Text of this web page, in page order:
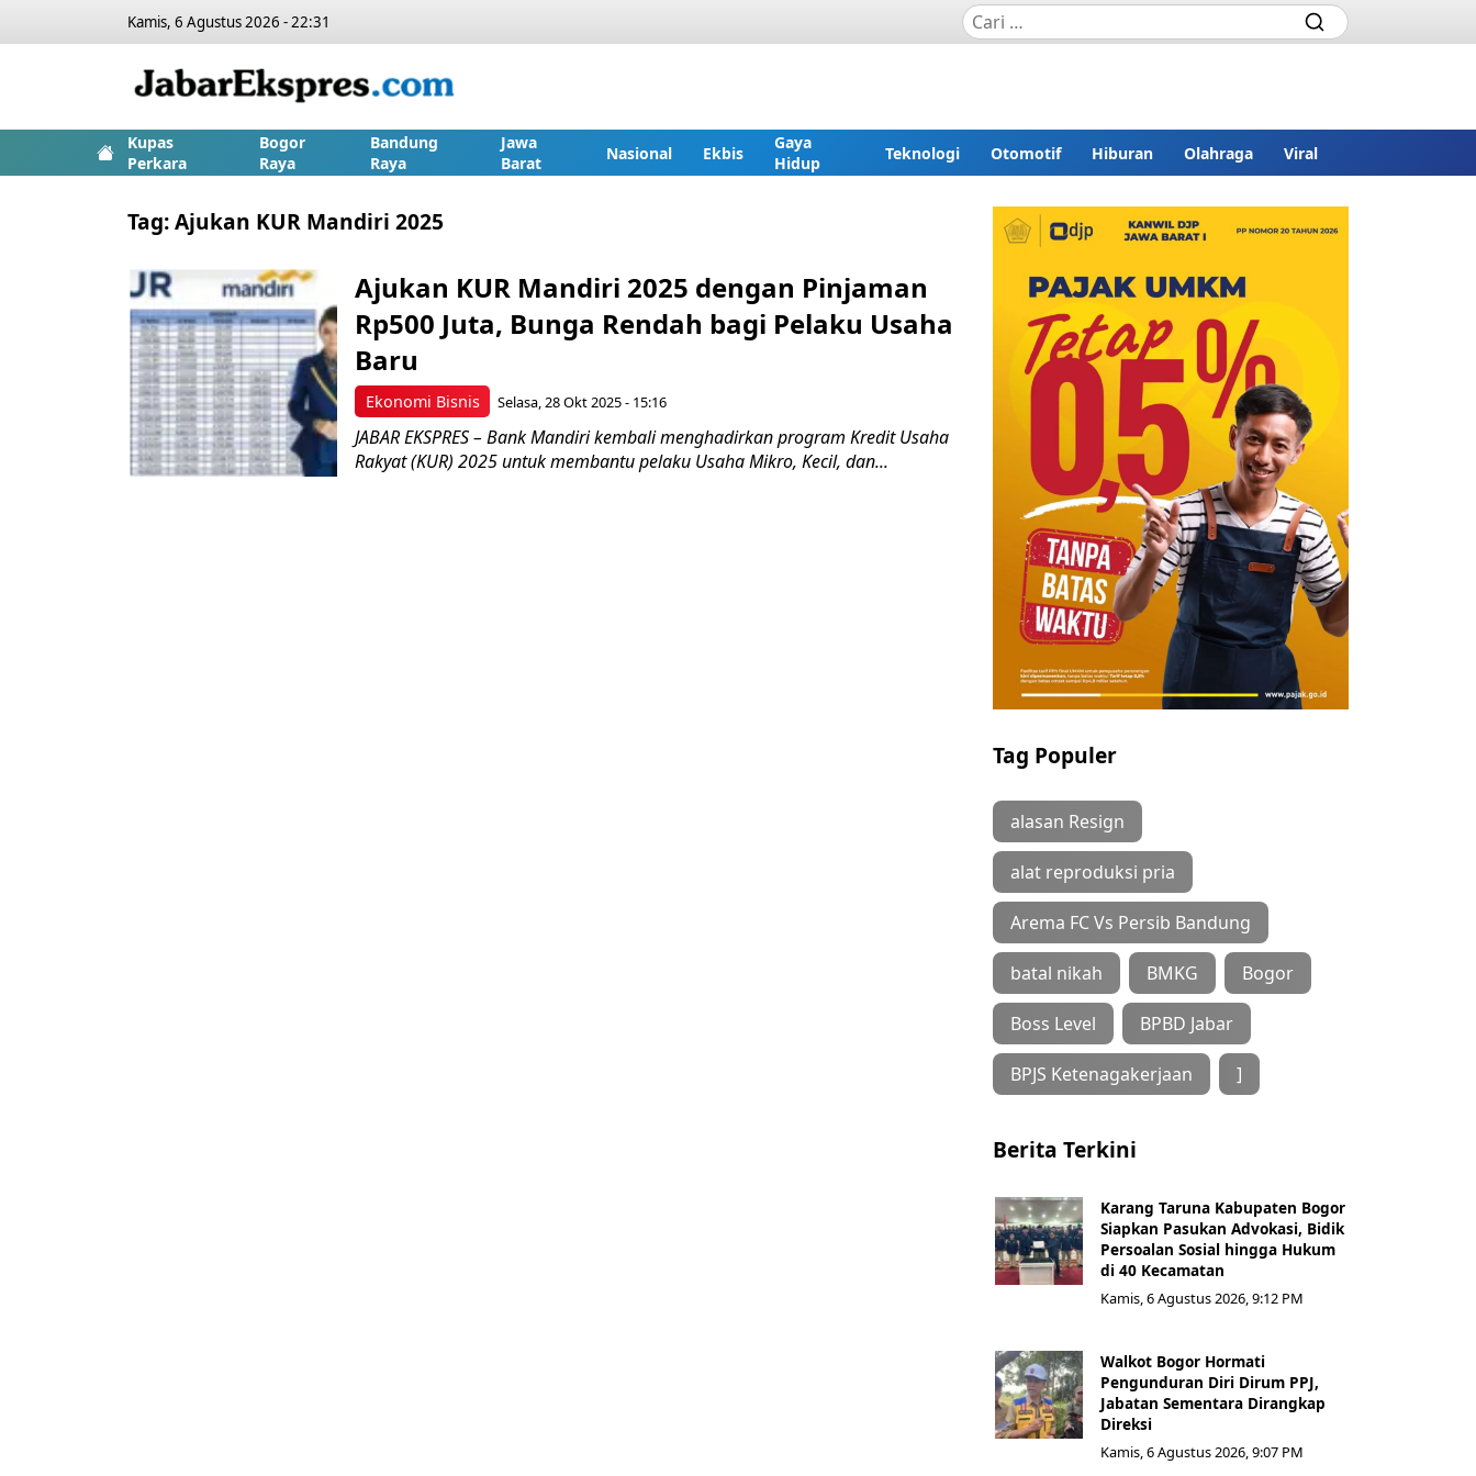
Kamis, 6 Agustus 2026 - 22:31
Kupas
Perkara
Bogor
Raya
Bandung
Raya
Jawa
Barat
Nasional Ekbis
Gaya
Hidup
Teknologi Otomotif Hiburan Olahraga Viral
Tag:Ajukan KUR Mandiri 2025
Ekonomi Bisnis
Ajukan KUR Mandiri 2025 dengan Pinjaman
Rp500 Juta, Bunga Rendah bagi Pelaku Usaha
Baru
Selasa, 28 Okt 2025 - 15:16
JABAR EKSPRES – Bank Mandiri kembali menghadirkan program Kredit Usaha
Rakyat (KUR) 2025 untuk membantu pelaku Usaha Mikro, Kecil, dan...
Tag Populer
alasan Resign
alat reproduksi pria
Arema FC Vs Persib Bandung
batal nikah BMKG Bogor
Boss Level BPBD Jabar
BPJS Ketenagakerjaan ]
Berita Terkini
Karang Taruna Kabupaten Bogor
Siapkan Pasukan Advokasi, Bidik
Persoalan Sosial hingga Hukum
di 40 Kecamatan
Kamis, 6 Agustus 2026, 9:12 PM
Walkot Bogor Hormati
Pengunduran Diri Dirum PPJ,
Jabatan Sementara Dirangkap
Direksi
Kamis, 6 Agustus 2026, 9:07 PM